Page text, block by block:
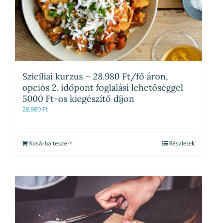
Szicíliai kurzus – 28.980 Ft/fő áron,
opciós 2. időpont foglalási lehetőséggel
5000 Ft-os kiegészítő díjon
28,980 Ft
Kosárba teszem Részletek